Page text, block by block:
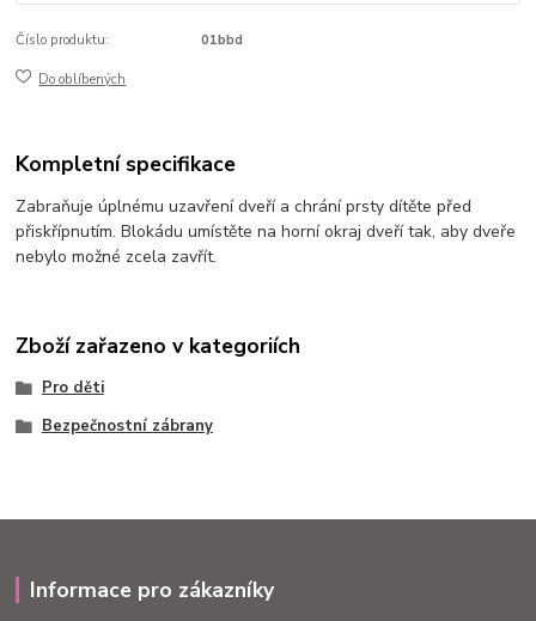
Číslo produktu: 01bbd
Do oblíbených
Kompletní specifikace
Zabraňuje úplnému uzavření dveří a chrání prsty dítěte před
přiskřípnutím. Blokádu umístěte na horní okraj dveří tak, aby dveře
nebylo možné zcela zavřít.
Zboží zařazeno v kategoriích
Pro děti
Bezpečnostní zábrany
Informace pro zákazníky